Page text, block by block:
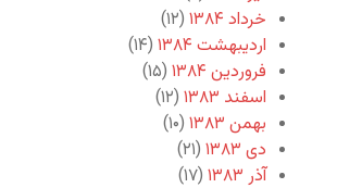
خرداد ۱۳۸۴
(۱۲)
اردیبهشت ۱۳۸۴
(۱۴)
فروردین ۱۳۸۴
(۱۵)
اسفند ۱۳۸۳
(۱۲)
بهمن ۱۳۸۳
(۱۰)
دی ۱۳۸۳
(۲۱)
آذر ۱۳۸۳
(۱۷)